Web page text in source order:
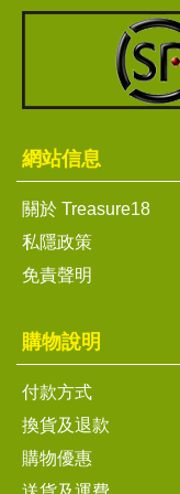
網站信息
關於 Treasure18
私隱政策
免責聲明
購物說明
付款方式
換貨及退款
購物優惠